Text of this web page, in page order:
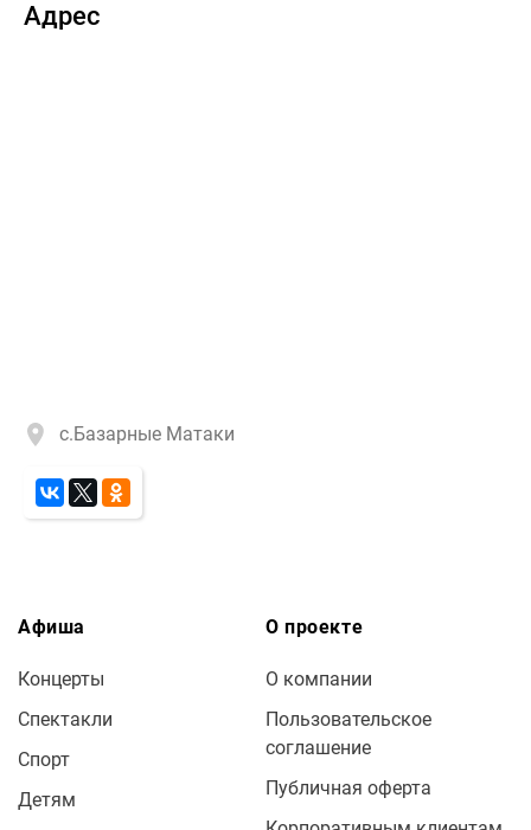
Адрес
с.Базарные Матаки
Афиша
Концерты
Спектакли
Спорт
Детям
О проекте
О компании
Пользовательское
соглашение
Публичная оферта